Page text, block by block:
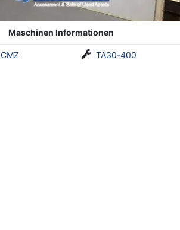
Maschinen Informationen
CMZ TA30-400